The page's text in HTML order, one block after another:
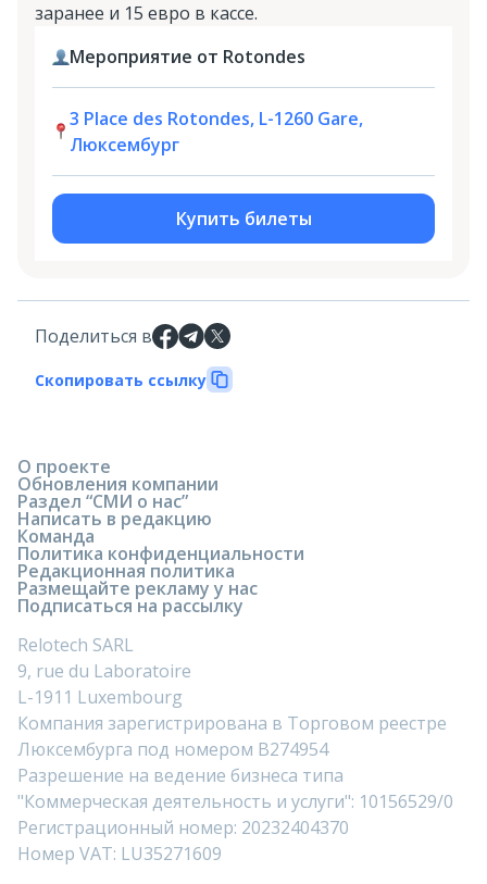
заранее и 15 евро в кассе.
Мероприятие от Rotondes
3 Place des Rotondes, L-1260 Gare,
Люксембург
Купить билеты
Поделиться в
Скопировать ссылку
О проекте
Обновления компании
Раздел “СМИ о нас”
Написать в редакцию
Команда
Политика конфиденциальности
Редакционная политика
Размещайте рекламу у нас
Подписаться на рассылку
Relotech SARL
9, rue du Laboratoire
L-1911 Luxembourg
Компания зарегистрирована в Торговом реестре
Люксембурга под номером B274954
Разрешение на ведение бизнеса типа
"Коммерческая деятельность и услуги": 10156529/0
Регистрационный номер: 20232404370
Номер VAT: LU35271609